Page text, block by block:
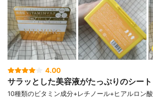
4.00
サラッとした美容液がたっぷりのシート
10種類のビタミン成分+レチノール+ヒアルロン